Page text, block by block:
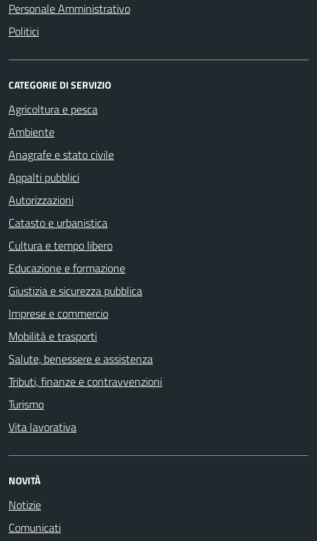
Personale Amministrativo
Politici
CATEGORIE DI SERVIZIO
Agricoltura e pesca
Ambiente
Anagrafe e stato civile
Appalti pubblici
Autorizzazioni
Catasto e urbanistica
Cultura e tempo libero
Educazione e formazione
Giustizia e sicurezza pubblica
Imprese e commercio
Mobilità e trasporti
Salute, benessere e assistenza
Tributi, finanze e contravvenzioni
Turismo
Vita lavorativa
NOVITÀ
Notizie
Comunicati